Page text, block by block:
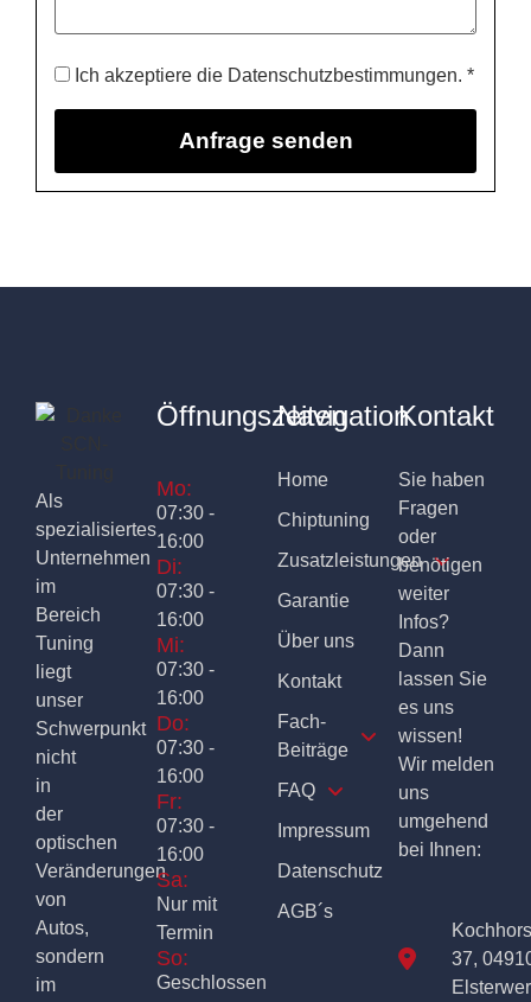
Ich akzeptiere die Datenschutzbestimmungen. *
Als
spezialisiertes
Unternehmen
im
Bereich
Tuning
liegt
unser
Schwerpunkt
nicht
in
der
optischen
Veränderungen
von
Autos,
sondern
im
Öffnungszeiten
Mo:
07:30 -
16:00
Di:
07:30 -
16:00
Mi:
07:30 -
16:00
Do:
07:30 -
16:00
Fr:
07:30 -
16:00
Sa:
Nur mit
Termin
So:
Geschlossen
Navigation
Home
Chiptuning
Zusatzleistungen
Garantie
Über uns
Kontakt
Fach-
Beiträge
FAQ
Impressum
Datenschutz
AGB´s
Kontakt
Sie haben
Fragen
oder
benötigen
weiter
Infos?
Dann
lassen Sie
es uns
wissen!
Wir melden
uns
umgehend
bei Ihnen:
37,